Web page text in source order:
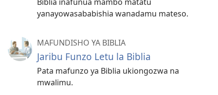
yanayowasababishia wanadamu mateso.
MAFUNDISHO YA BIBLIA
Jaribu Funzo Letu la Biblia
Pata mafunzo ya Biblia ukiongozwa na
mwalimu.